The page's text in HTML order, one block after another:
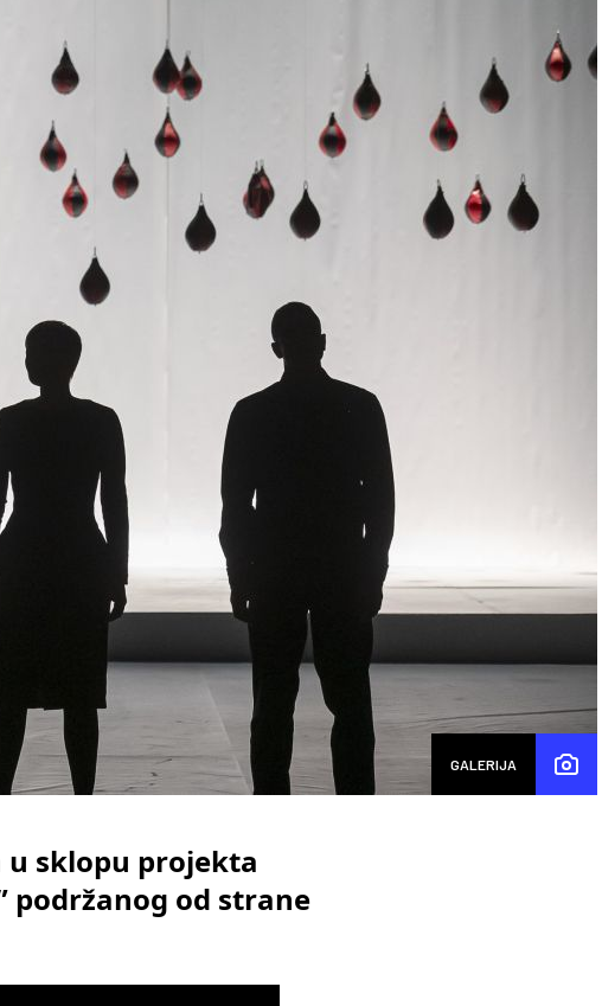
GALERIJA
u sklopu projekta
podržanog od strane